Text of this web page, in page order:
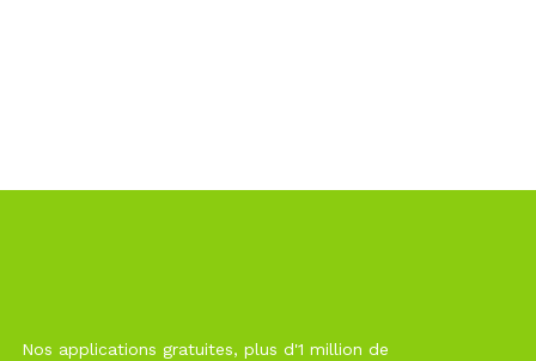
Nos applications gratuites, plus d'1 million de